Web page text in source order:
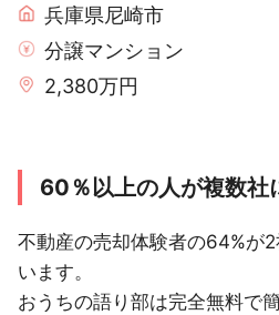
兵庫県尼崎市
分譲マンション
2,380万円
60％以上の人が複数社
不動産の売却体験者の64%が
います。
おうちの語り部は完全無料で